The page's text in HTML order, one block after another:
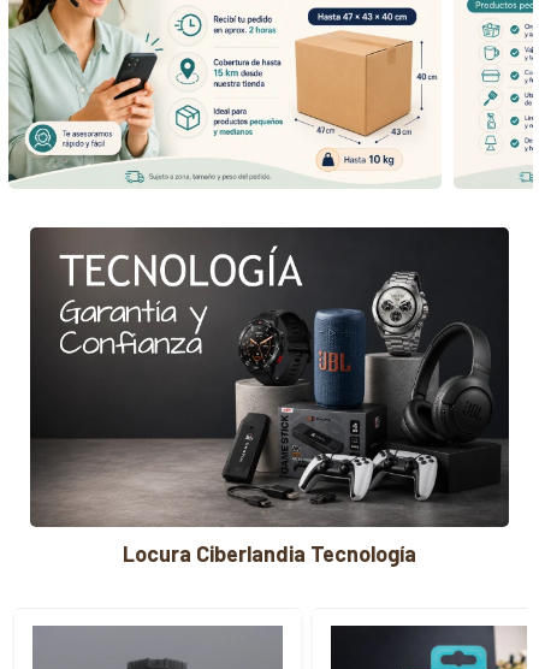
Locura Ciberlandia Tecnología